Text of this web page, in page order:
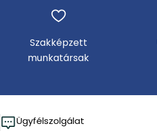
Szakképzett
munkatársak
Ügyfélszolgálat